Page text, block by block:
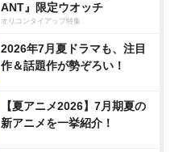
ANT』限定ウオッチ
オリコンタイアップ特集
2026年7月夏ドラマも、注目
作＆話題作が勢ぞろい！
【夏アニメ2026】7月期夏の
新アニメを一挙紹介！